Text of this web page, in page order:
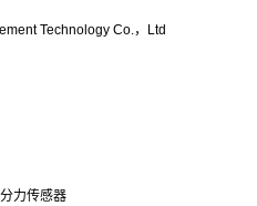
Technology Co.，Ltd
力传感器